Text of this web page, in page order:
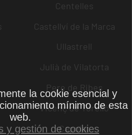
Centelles
Castellví de la Marca
Ullastrell
Julià de Vilatorta
Pere de Ribes
Vicenç de Torelló
Capolat
la cookie esencial y
mínimo de esta
web.
y gestión de cookies